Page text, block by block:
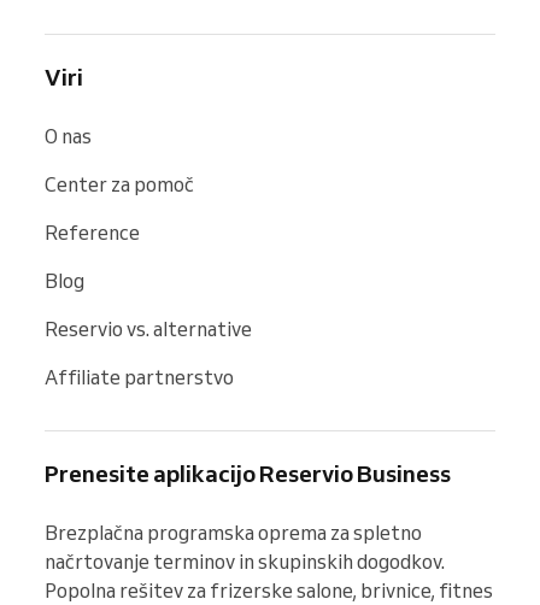
Viri
O nas
Center za pomoč
Reference
Blog
Reservio vs. alternative
Affiliate partnerstvo
Prenesite aplikacijo Reservio Business
Brezplačna programska oprema za spletno
načrtovanje terminov in skupinskih dogodkov.
Popolna rešitev za frizerske salone, brivnice, fitnes